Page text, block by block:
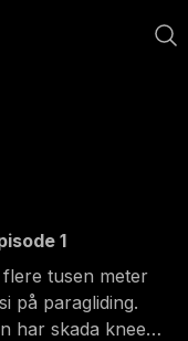
1
tusen meter